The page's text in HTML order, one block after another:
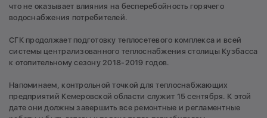
что не оказывает влияния на бесперебойность горячего
водоснабжения потребителей.
СГК продолжает подготовку теплосетевого комплекса и всей
системы централизованного теплоснабжения столицы Кузбасса
к отопительному сезону 2018-2019 годов.
Напоминаем, контрольной точкой для теплоснабжающих
предприятий Кемеровской области служит 15 сентября. К этой
дате они должны завершить все ремонтные и регламентные